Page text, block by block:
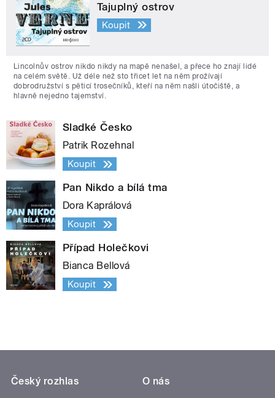
Tajuplný ostrov
Koupit
Lincolnův ostrov nikdo nikdy na mapě nenašel, a přece ho znají lidé
na celém světě. Už déle než sto třicet let na něm prožívají
dobrodružství s pěticí trosečníků, kteří na něm našli útočiště, a
hlavně nejedno tajemství.
Sladké Česko
Patrik Rozehnal
Koupit
Pan Nikdo a bílá tma
Dora Kaprálová
Koupit
Případ Holečkovi
Bianca Bellová
Koupit
Český rozhlas
O nás